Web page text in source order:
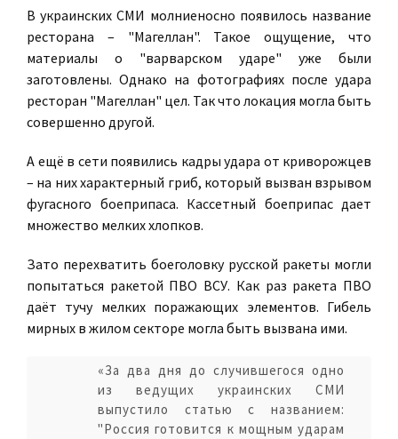
В украинских СМИ молниеносно появилось название
ресторана – "Магеллан". Такое ощущение, что
материалы о "варварском ударе" уже были
заготовлены. Однако на фотографиях после удара
ресторан "Магеллан" цел. Так что локация могла быть
совершенно другой.
А ещё в сети появились кадры удара от криворожцев
– на них характерный гриб, который вызван взрывом
фугасного боеприпаса. Кассетный боеприпас дает
множество мелких хлопков.
Зато перехватить боеголовку русской ракеты могли
попытаться ракетой ПВО ВСУ. Как раз ракета ПВО
даёт тучу мелких поражающих элементов. Гибель
мирных в жилом секторе могла быть вызвана ими.
«За два дня до случившегося одно
из ведущих украинских СМИ
выпустило статью с названием:
"Россия готовится к мощным ударам